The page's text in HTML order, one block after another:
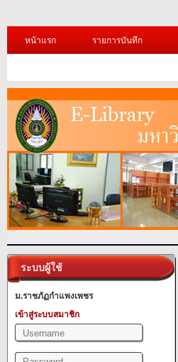
หน้าแรก รายการบันทึก
ระบบผู้ใช้
ม.ราชภัฏกำแพงเพชร
เข้าสู่ระบบสมาชิก